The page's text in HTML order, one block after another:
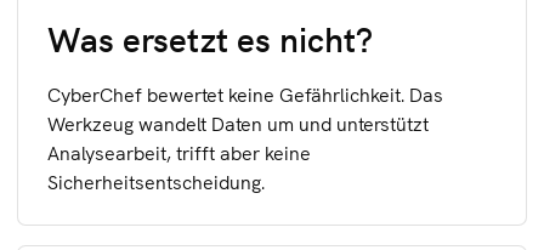
Was ersetzt es nicht?
CyberChef bewertet keine Gefährlichkeit. Das
Werkzeug wandelt Daten um und unterstützt
Analysearbeit, trifft aber keine
Sicherheitsentscheidung.